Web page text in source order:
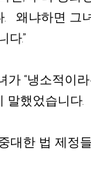
왜냐하면 그
다.”
“냉소적이
말했었습니다.
대한 법 제정